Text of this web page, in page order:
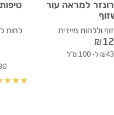
למראה עור
וללחות מיידית
₪
100 מ"ל
30
★
★
★